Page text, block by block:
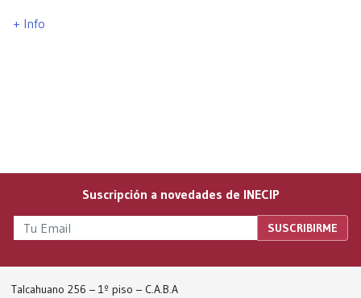
+ Info
Suscripción a novedades de INECIP
Talcahuano 256 – 1º piso – C.A.B.A